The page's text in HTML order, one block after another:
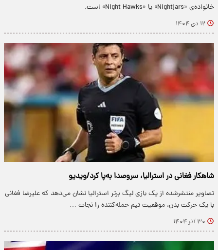
خانواده‌ی «Nightjars» یا «Night Hawks» است.
۱۲ دی ۱۴۰۴
شاهکار فغانی در استرالیا، سروصدا به‌پا کرد/ویدیو
تصاویر منتشرشده از یک بازی لیگ برتر استرالیا نشان می‌دهد که علیرضا فغانی
با یک حرکت بدن، موقعیت تیم حمله‌کننده را نجات …
۳۰ آذر ۱۴۰۴